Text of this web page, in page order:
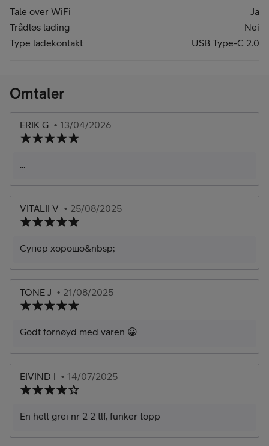
Tale over WiFi
Ja
Trådløs lading
Nei
Type ladekontakt
USB Type-C 2.0
Omtaler
ERIK G • 13/04/2026
...
VITALII V • 25/08/2025
Супер хорошо&nbsp;
TONE J • 21/08/2025
Godt fornøyd med varen 😀
EIVIND I • 14/07/2025
En helt grei nr 2 2 tlf, funker topp